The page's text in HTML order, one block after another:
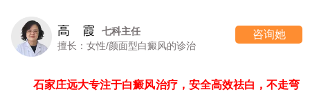
高 霞
七科主任
擅长：女性/颜面型白癜风的诊治
咨询她
石家庄远大专注于白癜风治疗，安全高效祛白，不走弯